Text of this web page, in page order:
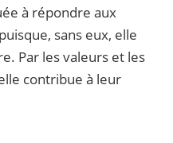
à répondre aux
sans eux, elle
Par les valeurs et les
contribue à leur